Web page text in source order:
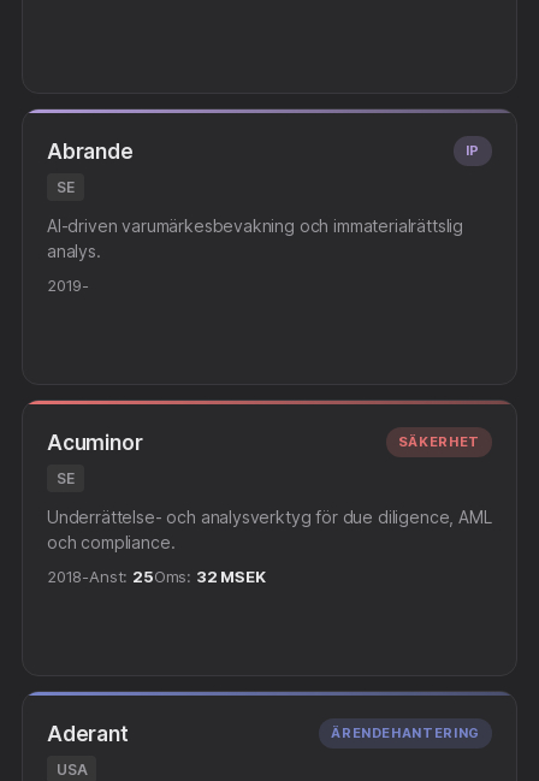
Abrande
SE
IP
AI-driven varumärkesbevakning och immaterialrättslig
analys.
2019-
Acuminor
SE
SÄKERHET
Underrättelse- och analysverktyg för due diligence, AML
och compliance.
2018-Anst: 25Oms: 32 MSEK
Aderant
USA
ÄRENDEHANTERING